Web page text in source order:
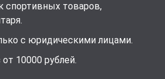
товаров,
с юридическими лицами.
10000 рублей.